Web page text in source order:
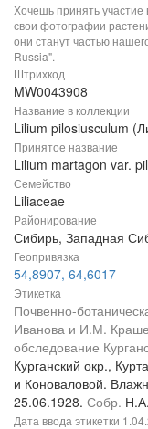
Хочешь принять
свои фотографии
они станут частью
Russia".
Штрихкод
MW0043908
Название в коллекции
Lilium pilosiusculum
Принятое название
Lilium martagon var.
Семейство
Liliaceae
Районирование
Сибирь, Западная
Геопривязка
54,8907, 64,6017
Этикетка
Почвенно-
Иванова и И.М.
обследование
Курганский окр.,
и Коноваловой.
25.06.1928. Собр.
Дата ввода этикетки